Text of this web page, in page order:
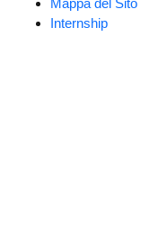
Mappa del Sito
Internship